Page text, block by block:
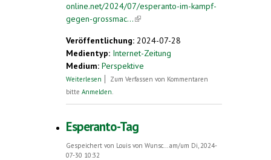
online.net/2024/07/esperanto-im-kampf-
gegen-grossmac...(link is external)
Veröffentlichung: 2024-07-28
Medientyp: Internet-Zeitung
Medium: Perspektive
Weiterlesen über Esperanto im Kampf gegen
Zum Verfassen von Kommentaren
bitte Anmelden.
Esperanto-Tag
Gespeichert von Louis von Wunsc...am/um Di, 2024-
07-30 10:32